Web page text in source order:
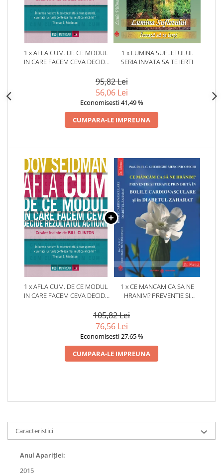
1 x AFLA CUM. DE CE MODUL
IN CARE FACEM CEVA DECIDE
1 x LUMINA SUFLETULUI.
SERIA INVATA SA TE IERTI
95,82 Lei
56,06 Lei
Economisesti 41,49 %
CUMPARA-LE IMPREUNA
1 x AFLA CUM. DE CE MODUL
IN CARE FACEM CEVA DECIDE
1 x CE MANCAM CA SA NE
HRANIM? PREVENTIE SI
CARDIOVASCULARE SI IN
105,82 Lei
76,56 Lei
Economisesti 27,65 %
CUMPARA-LE IMPREUNA
Caracteristici
Anul AparițIei:
2015